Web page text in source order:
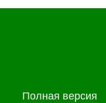
Полная версия